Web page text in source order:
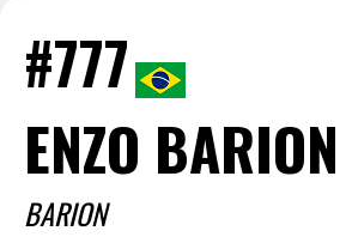
#777
ENZO BARION
BARION